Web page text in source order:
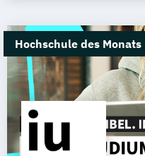
Hochschule des Monats